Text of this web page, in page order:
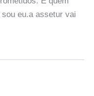
eu.a assetur vai